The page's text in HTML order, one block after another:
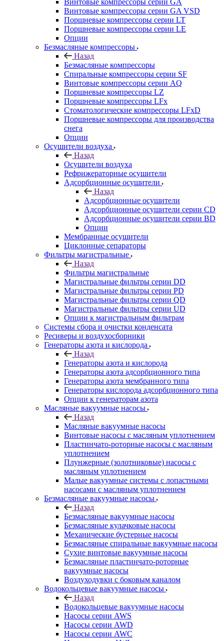
Винтовые компрессоры cерии GA
Винтовые компрессоры cерии GA VSD
Поршневые компрессоры серии LT
Поршневые компрессоры серии LE
Опции
Безмасляные компрессоры
Назад
Безмасляные компрессоры
Спиральные компрессоры серии SF
Винтовые компрессоры серии AQ
Поршневые компрессоры LZ
Поршневые компрессоры LFx
Стоматологические компрессоры LFxD
Поршневые компрессоры для производства
снега
Опции
Осушители воздуха
Назад
Осушители воздуха
Рефрижераторные осушители
Адсорбционные осушители
Назад
Адсорбционные осушители
Адсорбционные осушители серии CD
Адсорбционные осушители серии BD
Опции
Мембранные осушители
Циклонные сепараторы
Фильтры магистральные
Назад
Фильтры магистральные
Магистральные фильтры серии DD
Магистральные фильтры серии PD
Магистральные фильтры серии QD
Магистральные фильтры серии UD
Опции к магистральным фильтрам
Системы сбора и очистки конденсата
Ресиверы и воздухосборники
Генераторы азота и кислорода
Назад
Генераторы азота и кислорода
Генераторы азота адсорбционного типа
Генераторы азота мембранного типа
Генераторы кислорода адсорбционного типа
Опции к генераторам азота
Масляные вакуумные насосы
Назад
Масляные вакуумные насосы
Винтовые насосы с масляным уплотнением
Пластинчато-роторные насосы с масляным
уплотнением
Плунжерные (золотниковые) насосы с
масляным уплотнением
Малые вакуумные системы с лопастными
насосами с масляным уплотнением
Безмасляные вакуумные насосы
Назад
Безмасляные вакуумные насосы
Безмасляные кулачковые насосы
Механические бустерные насосы
Безмасляные спиральные вакуумные насосы
Сухие винтовые вакуумные насосы
Безмасляные пластинчато-роторные
вакуумные насосы
Воздуходувки с боковым каналом
Водокольцевые вакуумные насосы
Назад
Водокольцевые вакуумные насосы
Насосы серии AWS
Насосы серии AWD
Насосы серии AWC